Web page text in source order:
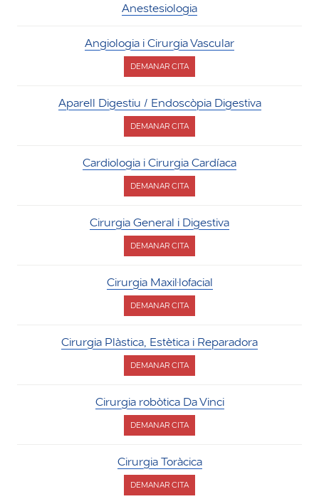
Anestesiologia
Angiologia i Cirurgia Vascular
DEMANAR CITA
PER
CIRURGIA
Aparell Digestiu / Endoscòpia Digestiva
DEMANAR CITA
PER
DIGESTIU
/
DIGESTIVA
Cardiologia i Cirurgia Cardíaca
DEMANAR CITA
PER
CIRURGIA
Cirurgia General i Digestiva
DEMANAR CITA
PER
GENERAL
I
Cirurgia Maxil·lofacial
DEMANAR CITA
PER
MAXIL·LOFACIAL
Cirurgia Plàstica, Estètica i Reparadora
DEMANAR CITA
PER
PLÀSTICA,
ESTÈTICA
REPARADORA
Cirurgia robòtica Da Vinci
DEMANAR CITA
PER
ROBÒTICA
DA
Cirurgia Toràcica
DEMANAR CITA
PER